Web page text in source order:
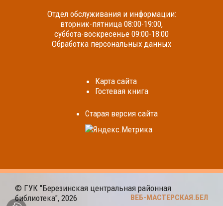
Отдел обслуживания и информации:
вторник-пятница 08:00-19:00,
суббота-воскресенье 09:00-18:00
Обработка персональных данных
Карта сайта
Гостевая книга
Cтарая версия сайта
© ГУК "Березинская центральная районная
библиотека", 2026
ВЕБ-МАСТЕРСКАЯ.БЕЛ